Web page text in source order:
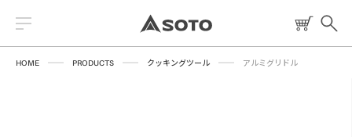
HOME PRODUCTS クッキングツール アルミグリドル